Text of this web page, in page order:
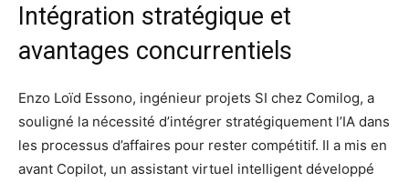
Intégration stratégique et
avantages concurrentiels
Enzo Loïd Essono, ingénieur projets SI chez Comilog, a
souligné la nécessité d’intégrer stratégiquement l’IA dans
les processus d’affaires pour rester compétitif. Il a mis en
avant Copilot, un assistant virtuel intelligent développé